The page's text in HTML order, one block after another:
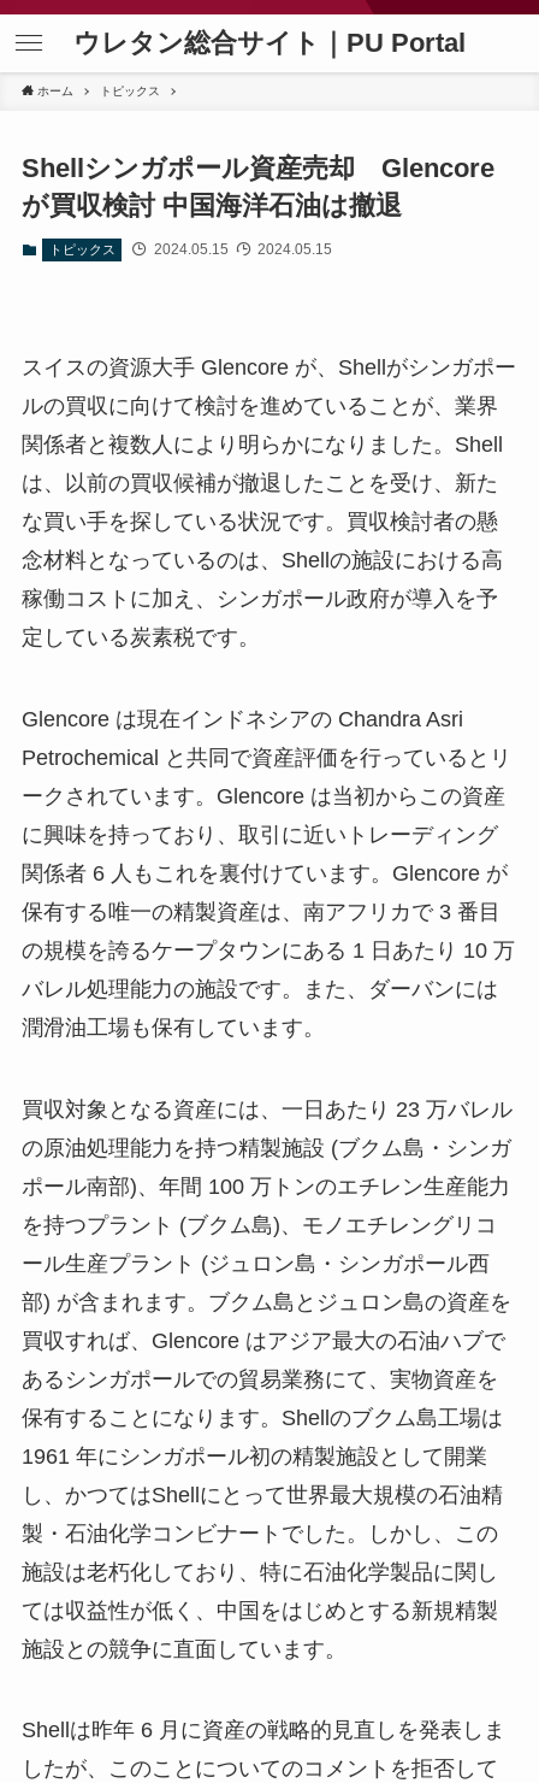
ウレタン総合サイト｜PU Portal
ホーム トピックス
Shellシンガポール資産売却 Glencore
が買収検討 中国海洋石油は撤退
トピックス 2024.05.15 2024.05.15
スイスの資源大手 Glencore が、Shellがシンガポー
ルの買収に向けて検討を進めていることが、業界
関係者と複数人により明らかになりました。Shell
は、以前の買収候補が撤退したことを受け、新た
な買い手を探している状況です。買収検討者の懸
念材料となっているのは、Shellの施設における高
稼働コストに加え、シンガポール政府が導入を予
定している炭素税です。
Glencore は現在インドネシアの Chandra Asri
Petrochemical と共同で資産評価を行っているとリ
ークされています。Glencore は当初からこの資産
に興味を持っており、取引に近いトレーディング
関係者 6 人もこれを裏付けています。Glencore が
保有する唯一の精製資産は、南アフリカで 3 番目
の規模を誇るケープタウンにある 1 日あたり 10 万
バレル処理能力の施設です。また、ダーバンには
潤滑油工場も保有しています。
買収対象となる資産には、一日あたり 23 万バレル
の原油処理能力を持つ精製施設 (ブクム島・シンガ
ポール南部)、年間 100 万トンのエチレン生産能力
を持つプラント (ブクム島)、モノエチレングリコ
ール生産プラント (ジュロン島・シンガポール西
部) が含まれます。ブクム島とジュロン島の資産を
買収すれば、Glencore はアジア最大の石油ハブで
あるシンガポールでの貿易業務にて、実物資産を
保有することになります。Shellのブクム島工場は
1961 年にシンガポール初の精製施設として開業
し、かつてはShellにとって世界最大規模の石油精
製・石油化学コンビナートでした。しかし、この
施設は老朽化しており、特に石油化学製品に関し
ては収益性が低く、中国をはじめとする新規精製
施設との競争に直面しています。
Shellは昨年 6 月に資産の戦略的見直しを発表しま
したが、このことについてのコメントを拒否して